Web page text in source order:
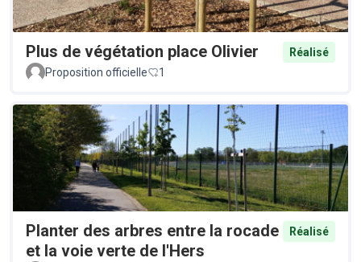
Plus de végétation place Olivier
Réalisé
Proposition officielle
1
Planter des arbres entre la rocade
et la voie verte de l'Hers
Réalisé